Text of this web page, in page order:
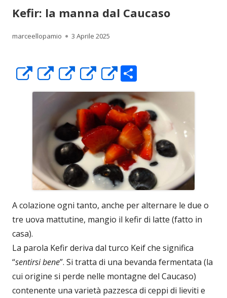
Kefir: la manna dal Caucaso
Autore
marceellopamio Pubblicato
3 Aprile 2025
Apre
in
una
nuova
finestra
Apre
in
una
nuova
finestra
Apre
in
una
nuova
finestra
Apre
in
una
nuova
finestra
Apre
in
una
nuova
finestra
o
n
di
vi
di
A colazione ogni tanto, anche per alternare le due o
tre uova mattutine, mangio il kefir di latte (fatto in
casa).
La parola Kefir deriva dal turco Keif che significa
“sentirsi bene”. Si tratta di una bevanda fermentata (la
cui origine si perde nelle montagne del Caucaso)
contenente una varietà pazzesca di ceppi di lieviti e